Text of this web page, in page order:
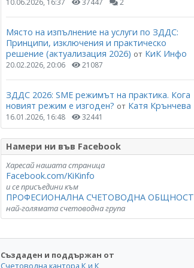
10.06.2026, 16:37 37447 2
Място на изпълнение на услуги по ЗДДС:
Принципи, изключения и практическо
решение (актуализация 2026) от КиК Инфо
20.02.2026, 20:06 21087
ЗДДС 2026: SME режимът на практика. Кога
новият режим е изгоден? от Катя Крънчева
16.01.2026, 16:48 32441
Намери ни във Facebook
Харесай нашата страница
Facebook.com/KiKinfo
и се присъедини към
ПРОФЕСИОНАЛНА СЧЕТОВОДНА ОБЩНОСТ
най-голямата счетоводна група
Създаден и поддържан от